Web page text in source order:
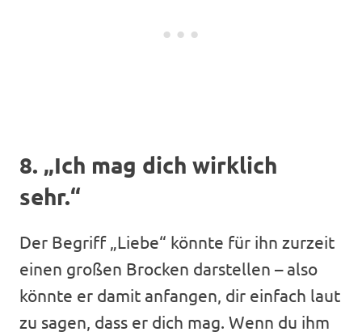
8. „Ich mag dich wirklich
sehr.“
Der Begriff „Liebe“ könnte für ihn zurzeit
einen großen Brocken darstellen – also
könnte er damit anfangen, dir einfach laut
zu sagen, dass er dich mag. Wenn du ihm